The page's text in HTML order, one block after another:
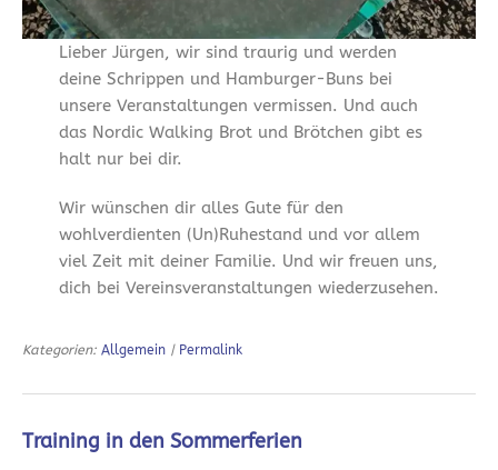
Lieber Jürgen, wir sind traurig und werden
deine Schrippen und Hamburger-Buns bei
unsere Veranstaltungen vermissen. Und auch
das Nordic Walking Brot und Brötchen gibt es
halt nur bei dir.
Wir wünschen dir alles Gute für den
wohlverdienten (Un)Ruhestand und vor allem
viel Zeit mit deiner Familie. Und wir freuen uns,
dich bei Vereinsveranstaltungen wiederzusehen.
Kategorien: Allgemein | Permalink
Training in den Sommerferien